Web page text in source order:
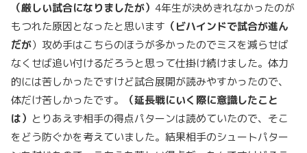
（厳しい試合になりましたが） 4年生が決めきれなかったのが
もつれた原因となったと思います （ビハインドで試合が進ん
だが）攻め手はこちらのほうが多かったのでミスを減らせば
なくせば追い付けるだろうと思って仕掛け続けました。体力
的には苦しかったですけど試合展開が読みやすかったので、
体だけ苦しかったです。
（延長戦にいく際に意識したこと
は） とりあえず相手の得点パターンは読めていたので、そこ
をどう防ぐかを考えていました。結果相手のシュートパター